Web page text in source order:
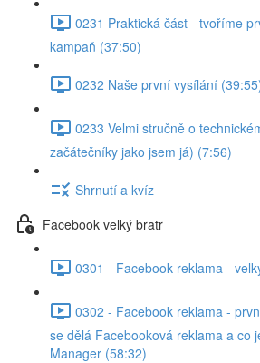
0231 Praktická část - tvoříme
kampaň (37:50)
0232 Naše první vysílání
0233 Velmi stručně o
začátečníky jako jsem já) (7:56)
Shrnutí a kvíz
Facebook velký bratr
0301 - Facebook reklama -
0302 - Facebook reklama -
se dělá Facebooková reklama a co
Manager (58:32)